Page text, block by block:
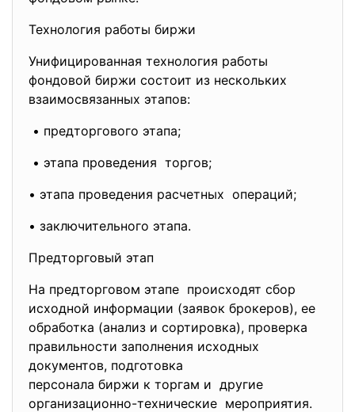
Технология работы биржи
Унифицированная технология работы
фондовой биржи состоит из нескольких
взаимосвязанных этапов:
• предторгового этапа;
• этапа проведения торгов;
• этапа проведения расчетных операций;
• заключительного этапа.
Предторговый этап
На предторговом этапе происходят сбор
исходной информации (заявок брокеров), ее
обработка (анализ и сортировка), проверка
правильности заполнения исходных
документов, подготовка
персонала биржи к торгам и другие
организационно-технические мероприятия.